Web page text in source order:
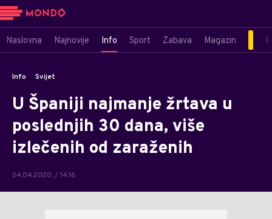
Naslovna Najnovije Info Sport Zabava Magazin
Info Svijet
U Španiji najmanje žrtava u
poslednjih 30 dana, više
izlečenih od zaraženih
24.04.2020. / 14:16